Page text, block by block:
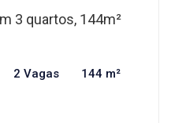
3 quartos, 144m²
2 Vagas 144 m²